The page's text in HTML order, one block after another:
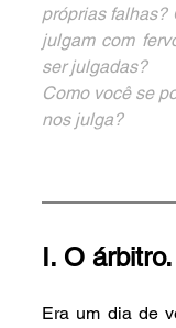
próprias falhas?
julgam com
ser julgadas?
Como você se
nos julga?
I. O árbitro.
Era um dia de